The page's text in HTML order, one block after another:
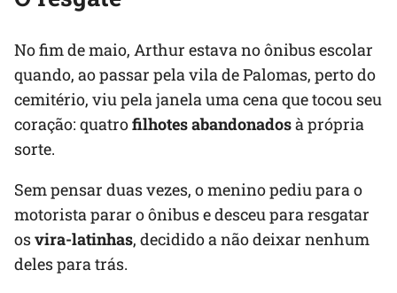
No fim de maio, Arthur estava no ônibus escolar
quando, ao passar pela vila de Palomas, perto do
cemitério, viu pela janela uma cena que tocou seu
coração: quatrofilhotes abandonadosà própria
sorte.
Sem pensar duas vezes, o menino pediu para o
motorista parar o ônibus e desceu para resgatar
osvira-latinhas, decidido a não deixar nenhum
deles para trás.